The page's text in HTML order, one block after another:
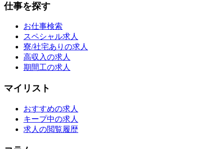
仕事を探す
お仕事検索
スペシャル求人
寮/社宅ありの求人
高収入の求人
期間工の求人
マイリスト
おすすめの求人
キープ中の求人
求人の閲覧履歴